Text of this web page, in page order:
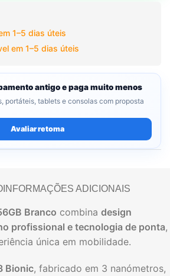
1–5 dias úteis
em 1–5 dias úteis
antigo e paga muito menos
portáteis, tablets e consolas com proposta
Avaliar retoma
INFORMAÇÕES ADICIONAIS
Branco combina design
profissional e tecnologia de ponta,
única em mobilidade.
Bionic, fabricado em 3 nanómetros,